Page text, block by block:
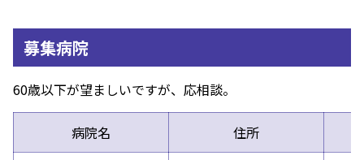
募集病院
60歳以下が望ましいですが、応相談。
病院名 住所